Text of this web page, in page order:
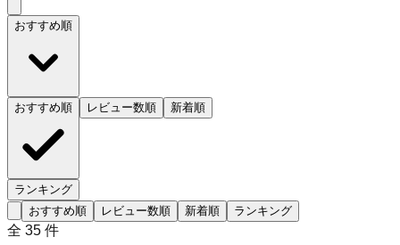
おすすめ順
おすすめ順 レビュー数順 新着順
ランキング
おすすめ順
レビュー数順 新着順 ランキング
全 35 件